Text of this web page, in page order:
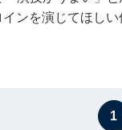
ンを演じてほし
1